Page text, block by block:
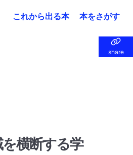
これから出る本 本をさがす
share
share
横断する学